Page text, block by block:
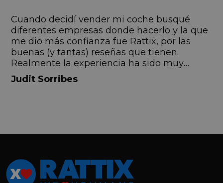
Cuando decidí vender mi coche busqué
diferentes empresas donde hacerlo y la que
me dio más confianza fue Rattix, por las
buenas (y tantas) reseñas que tienen.
Realmente la experiencia ha sido muy
buena, Carolina ha sido siempre muy atenta
y profesional. Finalmente mi hermana se
Judit Sorribes